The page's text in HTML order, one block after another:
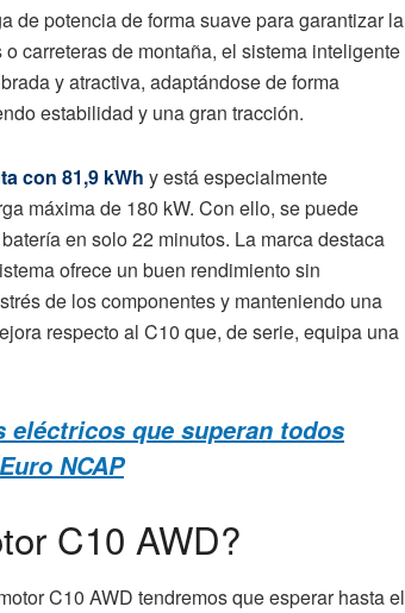
de potencia de forma suave para garantizar la
carreteras de montaña, el sistema inteligente
y atractiva, adaptándose de forma
estabilidad y una gran tracción.
con 81,9 kWh y está especialmente
máxima de 180 kW. Con ello, se puede
en solo 22 minutos. La marca destaca
ofrece un buen rendimiento sin
de los componentes y manteniendo una
respecto al C10 que, de serie, equipa una
que superan todos
NCAP
C10 AWD?
C10 AWD tendremos que esperar hasta el